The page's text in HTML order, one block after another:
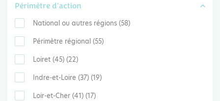
Périmètre d'action
National ou autres régions (58)
Périmètre régional (55)
Loiret (45) (22)
Indre-et-Loire (37) (19)
Loir-et-Cher (41) (17)